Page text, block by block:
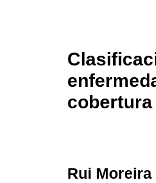
Rui Moreira